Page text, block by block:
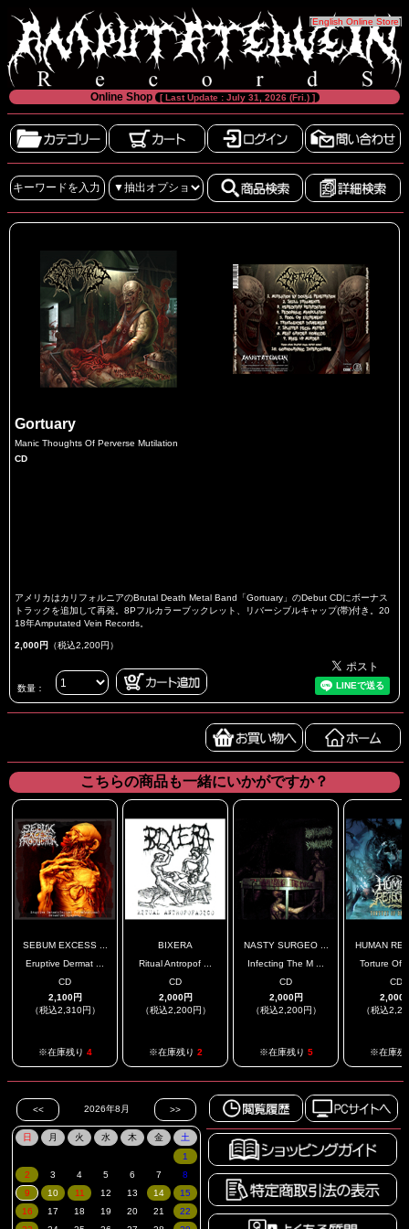
[English Online Store]
Online Shop [ Last Update : July 31, 2026 (Fri.) ]
Gortuary
Manic Thoughts Of Perverse Mutilation
CD
アメリカはカリフォルニアのBrutal Death Metal Band「Gortuary」のDebut CDにボーナス
トラックを追加して再発。8Pフルカラーブックレット、リバーシブルキャップ(帯)付き。20
18年Amputated Vein Records。
2,000円 （税込2,200円）
数量：
こちらの商品も一緒にいかがですか？
SEBUM EXCESS ...
Eruptive Dermat ...
CD
2,100円
（税込2,310円）
※在庫残り 4
BIXERA
Ritual Antropof ...
CD
2,000円
（税込2,200円）
※在庫残り 2
NASTY SURGEO ...
Infecting The M ...
CD
2,000円
（税込2,200円）
※在庫残り 5
HUMAN
Torture Of
CD
2,000
（税込
※在庫残